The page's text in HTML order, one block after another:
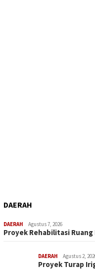
DAERAH
DAERAH Agustus 7, 2026
Proyek Rehabilitasi
DAERAH Agustus 2,
Proyek Turap